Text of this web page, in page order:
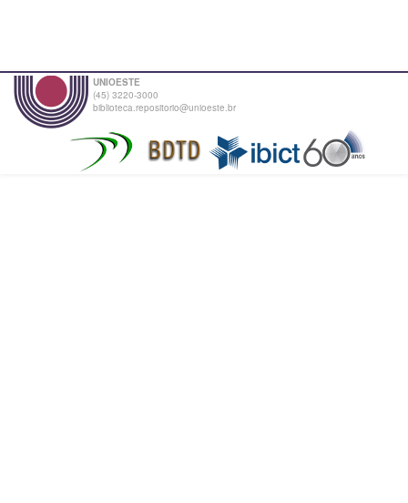
UNIOESTE
(45) 3220-3000
biblioteca.repositorio@unioeste.br